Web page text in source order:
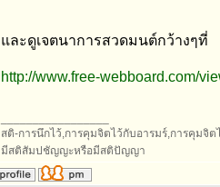
และดูเจตนาการสวดมนต์กว้างๆที่
http://www.free-webboard.com/
สติ-การนึกไว้,การคุมจิตไว้กับอารมร์,การคุมจิ
มีสติสัมปชัญญะหรือมีสติปัญญา